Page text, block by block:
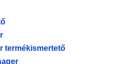
termékismertető